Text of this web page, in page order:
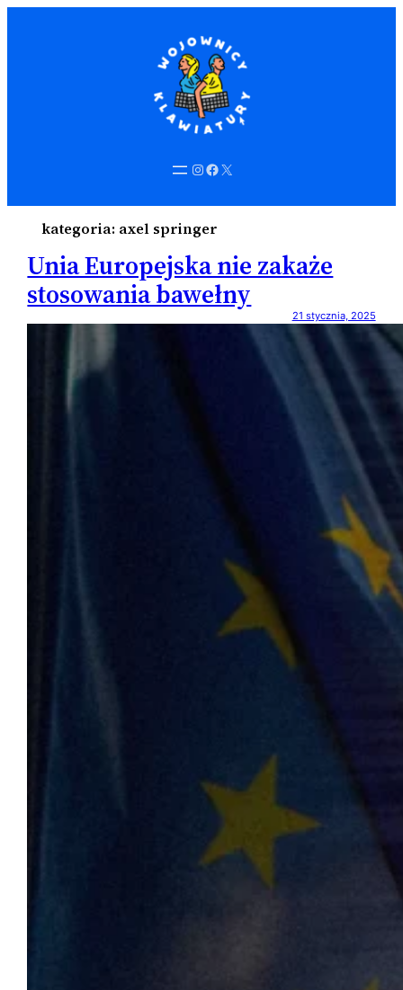
Instagram
Facebook
X
kategoria: axel springer
Unia Europejska nie zakaże
stosowania bawełny
21 stycznia, 2025